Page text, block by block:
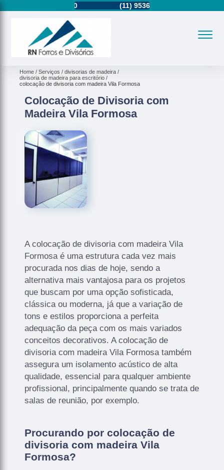
95362-8265
Home Serviços
divisorias de madeira
divisoria de madeira para escritório
colocação de divisoria com madeira Vila Formosa
Colocação de Divisoria com
Madeira Vila Formosa
A colocação de divisoria com madeira Vila
Formosa é uma estrutura cada vez mais
procurada nos dias de hoje, sendo a
alternativa mais vantajosa para os projetos
que buscam por uma opção sofisticada,
clássica ou moderna, já que a variação de
tons e estilos proporciona a perfeita
adequação da peça com os mais variados
conceitos decorativos. A colocação de
divisoria com madeira Vila Formosa também
assegura um isolamento acústico de alta
qualidade, essencial para qualquer ambiente
profissional, principalmente quando se trata de
salas de reunião, por exemplo.
Procurando por colocação de
divisoria com madeira Vila
Formosa?